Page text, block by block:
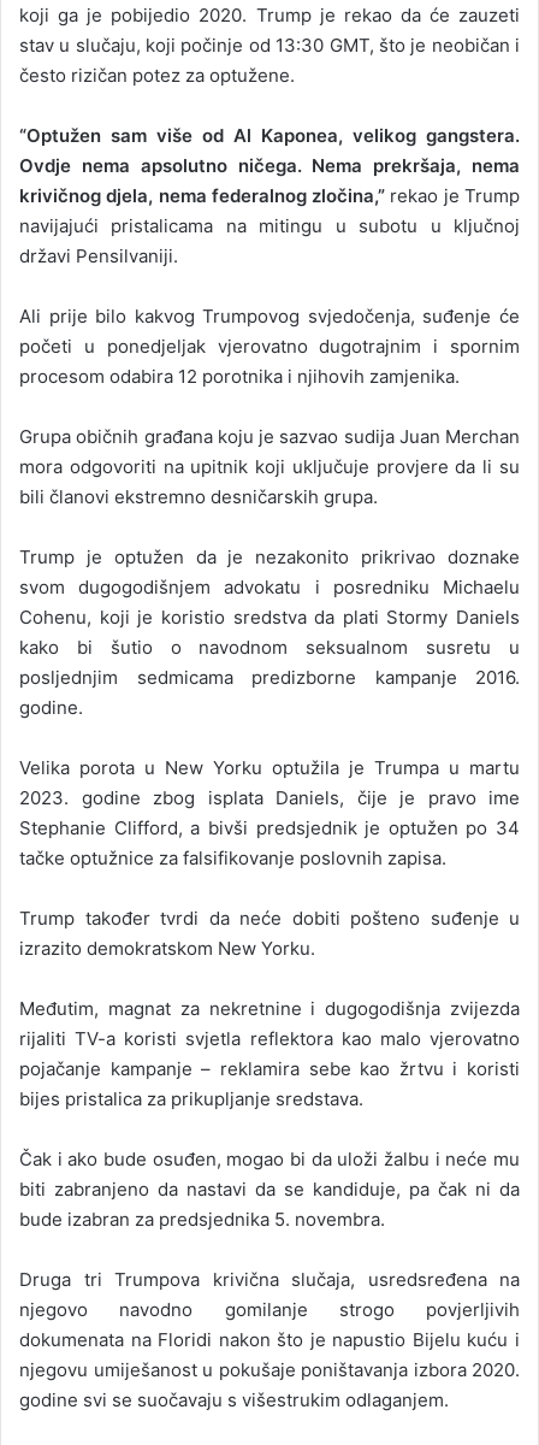
koji ga je pobijedio 2020. Trump je rekao da će zauzeti
stav u slučaju, koji počinje od 13:30 GMT, što je neobičan i
često rizičan potez za optužene.
“Optužen sam više od Al Kaponea, velikog gangstera.
Ovdje nema apsolutno ničega. Nema prekršaja, nema
krivičnog djela, nema federalnog zločina,” rekao je Trump
navijajući pristalicama na mitingu u subotu u ključnoj
državi Pensilvaniji.
Ali prije bilo kakvog Trumpovog svjedočenja, suđenje će
početi u ponedjeljak vjerovatno dugotrajnim i spornim
procesom odabira 12 porotnika i njihovih zamjenika.
Grupa običnih građana koju je sazvao sudija Juan Merchan
mora odgovoriti na upitnik koji uključuje provjere da li su
bili članovi ekstremno desničarskih grupa.
Trump je optužen da je nezakonito prikrivao doznake
svom dugogodišnjem advokatu i posredniku Michaelu
Cohenu, koji je koristio sredstva da plati Stormy Daniels
kako bi šutio o navodnom seksualnom susretu u
posljednjim sedmicama predizborne kampanje 2016.
godine.
Velika porota u New Yorku optužila je Trumpa u martu
2023. godine zbog isplata Daniels, čije je pravo ime
Stephanie Clifford, a bivši predsjednik je optužen po 34
tačke optužnice za falsifikovanje poslovnih zapisa.
Trump također tvrdi da neće dobiti pošteno suđenje u
izrazito demokratskom New Yorku.
Međutim, magnat za nekretnine i dugogodišnja zvijezda
rijaliti TV-a koristi svjetla reflektora kao malo vjerovatno
pojačanje kampanje – reklamira sebe kao žrtvu i koristi
bijes pristalica za prikupljanje sredstava.
Čak i ako bude osuđen, mogao bi da uloži žalbu i neće mu
biti zabranjeno da nastavi da se kandiduje, pa čak ni da
bude izabran za predsjednika 5. novembra.
Druga tri Trumpova krivična slučaja, usredsređena na
njegovo navodno gomilanje strogo povjerljivih
dokumenata na Floridi nakon što je napustio Bijelu kuću i
njegovu umiješanost u pokušaje poništavanja izbora 2020.
godine svi se suočavaju s višestrukim odlaganjem.